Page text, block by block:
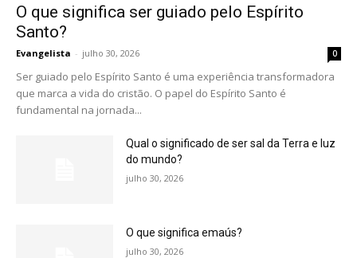
O que significa ser guiado pelo Espírito
Santo?
Evangelista - julho 30, 2026 0
Ser guiado pelo Espírito Santo é uma experiência transformadora
que marca a vida do cristão. O papel do Espírito Santo é
fundamental na jornada...
Qual o significado de ser sal da Terra e luz
do mundo?
julho 30, 2026
O que significa emaús?
julho 30, 2026